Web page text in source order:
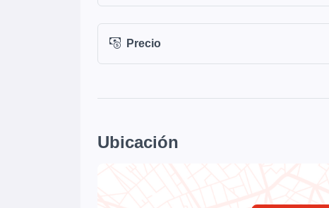
Precio
Ubicación